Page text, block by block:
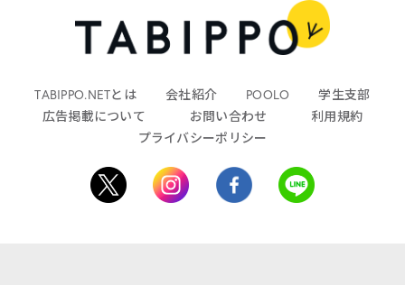
TABIPPO.NETとは 会社紹介 POOLO
学生支部
広告掲載について
お問い合わせ
利用規約
プライバシーポリシー